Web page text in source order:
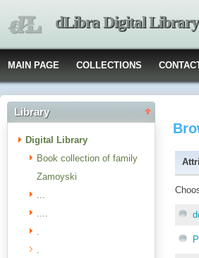
dLibra Digital Library
MAIN PAGE COLLECTIONS
Library
Digital Library
Book collection of family
Zamoyski
...
....
.
.